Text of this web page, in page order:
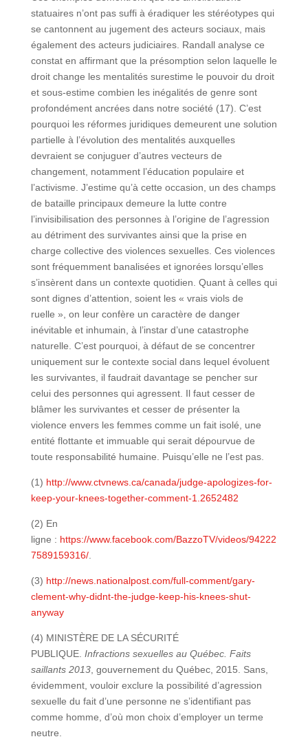
statuaires n’ont pas suffi à éradiquer les stéréotypes qui
se cantonnent au jugement des acteurs sociaux, mais
également des acteurs judiciaires. Randall analyse ce
constat en affirmant que la présomption selon laquelle le
droit change les mentalités surestime le pouvoir du droit
et sous-estime combien les inégalités de genre sont
profondément ancrées dans notre société (17). C’est
pourquoi les réformes juridiques demeurent une solution
partielle à l’évolution des mentalités auxquelles
devraient se conjuguer d’autres vecteurs de
changement, notamment l’éducation populaire et
l’activisme. J’estime qu’à cette occasion, un des champs
de bataille principaux demeure la lutte contre
l’invisibilisation des personnes à l’origine de l’agression
au détriment des survivantes ainsi que la prise en
charge collective des violences sexuelles. Ces violences
sont fréquemment banalisées et ignorées lorsqu’elles
s’insèrent dans un contexte quotidien. Quant à celles qui
sont dignes d’attention, soient les « vrais viols de
ruelle », on leur confère un caractère de danger
inévitable et inhumain, à l’instar d’une catastrophe
naturelle. C’est pourquoi, à défaut de se concentrer
uniquement sur le contexte social dans lequel évoluent
les survivantes, il faudrait davantage se pencher sur
celui des personnes qui agressent. Il faut cesser de
blâmer les survivantes et cesser de présenter la
violence envers les femmes comme un fait isolé, une
entité flottante et immuable qui serait dépourvue de
toute responsabilité humaine. Puisqu’elle ne l’est pas.
(1) http://www.ctvnews.ca/canada/judge-apologizes-for-
keep-your-knees-together-comment-1.2652482
(2) En
ligne : https://www.facebook.com/BazzoTV/videos/94222
7589159316/.
(3) http://news.nationalpost.com/full-comment/gary-
clement-why-didnt-the-judge-keep-his-knees-shut-
anyway
(4) MINISTÈRE DE LA SÉCURITÉ
PUBLIQUE. Infractions sexuelles au Québec. Faits
saillants 2013, gouvernement du Québec, 2015. Sans,
évidemment, vouloir exclure la possibilité d’agression
sexuelle du fait d’une personne ne s’identifiant pas
comme homme, d’où mon choix d’employer un terme
neutre.